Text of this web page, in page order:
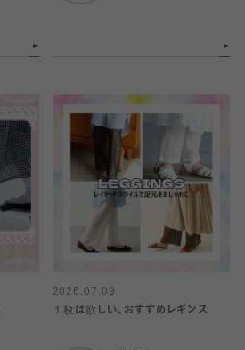
2026.07.09
１枚は欲しい、おすすめレギンス